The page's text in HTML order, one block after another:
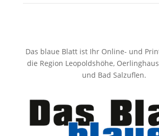
Das blaue Blatt ist Ihr Online- und
die Region Leopoldshöhe,
und Bad Salzuflen.